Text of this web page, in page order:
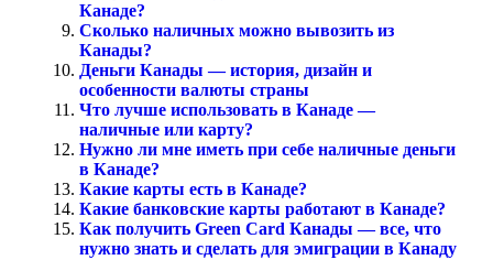
Канаде?
Сколько наличных можно вывозить из
Канады?
Деньги Канады — история, дизайн и
особенности валюты страны
Что лучше использовать в Канаде —
наличные или карту?
Нужно ли мне иметь при себе наличные деньги
в Канаде?
Какие карты есть в Канаде?
Какие банковские карты работают в Канаде?
Как получить Green Card Канады — все, что
нужно знать и сделать для эмиграции в Канаду